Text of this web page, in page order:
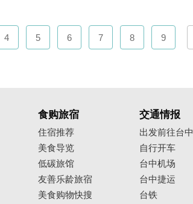
4 5 6 7 8 9
食购旅宿
住宿推荐
美食导览
低碳旅馆
友善乐龄旅宿
美食购物快搜
交通情报
出发前往台中
自行开车
台中机场
台中捷运
台铁